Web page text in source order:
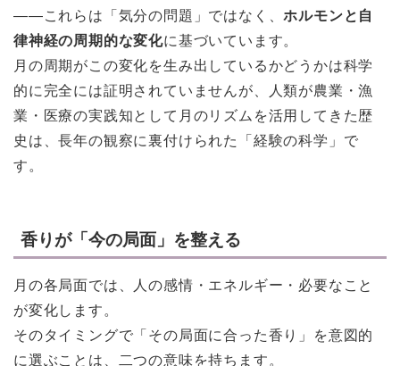
——これらは「気分の問題」ではなく、ホルモンと自
律神経の周期的な変化に基づいています。
月の周期がこの変化を生み出しているかどうかは科学
的に完全には証明されていませんが、人類が農業・漁
業・医療の実践知として月のリズムを活用してきた歴
史は、長年の観察に裏付けられた「経験の科学」で
す。
香りが「今の局面」を整える
月の各局面では、人の感情・エネルギー・必要なこと
が変化します。
そのタイミングで「その局面に合った香り」を意図的
に選ぶことは、二つの意味を持ちます。